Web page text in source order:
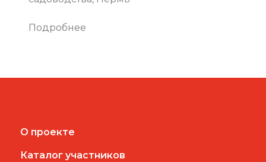
Подробнее
О проекте
Каталог участников